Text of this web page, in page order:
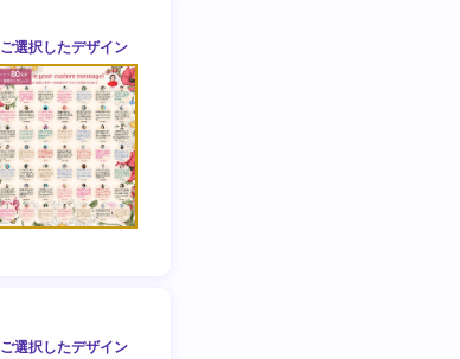
ご選択したデザイン
ご選択したデザイン